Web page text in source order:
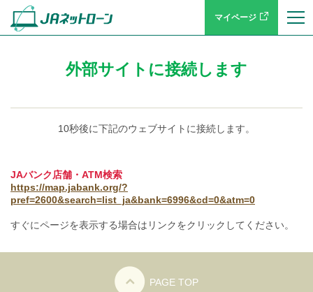
マイページ
外部サイトに接続します
10秒後に下記のウェブサイトに接続します。
JAバンク店舗・ATM検索
https://map.jabank.org/?
pref=2600&search=list_ja&bank=6996&cd=0&atm=0
すぐにページを表示する場合はリンクをクリックしてください。
PAGE TOP